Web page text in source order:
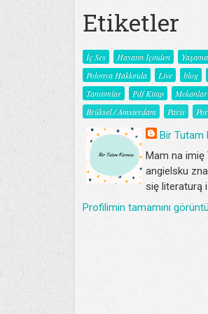
Etiketler
İç Ses Hayatın İçinden
Polonya Hakkında
Live blog
Tanıtımlar
Pdf Kitap Mekanlar
Brüksel / Amsterdam
Paris
Bir Tutam
Mam na imię
angielsku
się literaturą
Profilimin tamamını